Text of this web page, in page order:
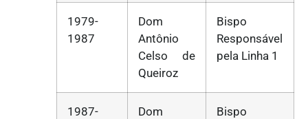
1979-
1987
Dom
Antônio
Celso de
Queiroz
Bispo
Responsável
pela Linha 1
1987-
Dom
Bispo